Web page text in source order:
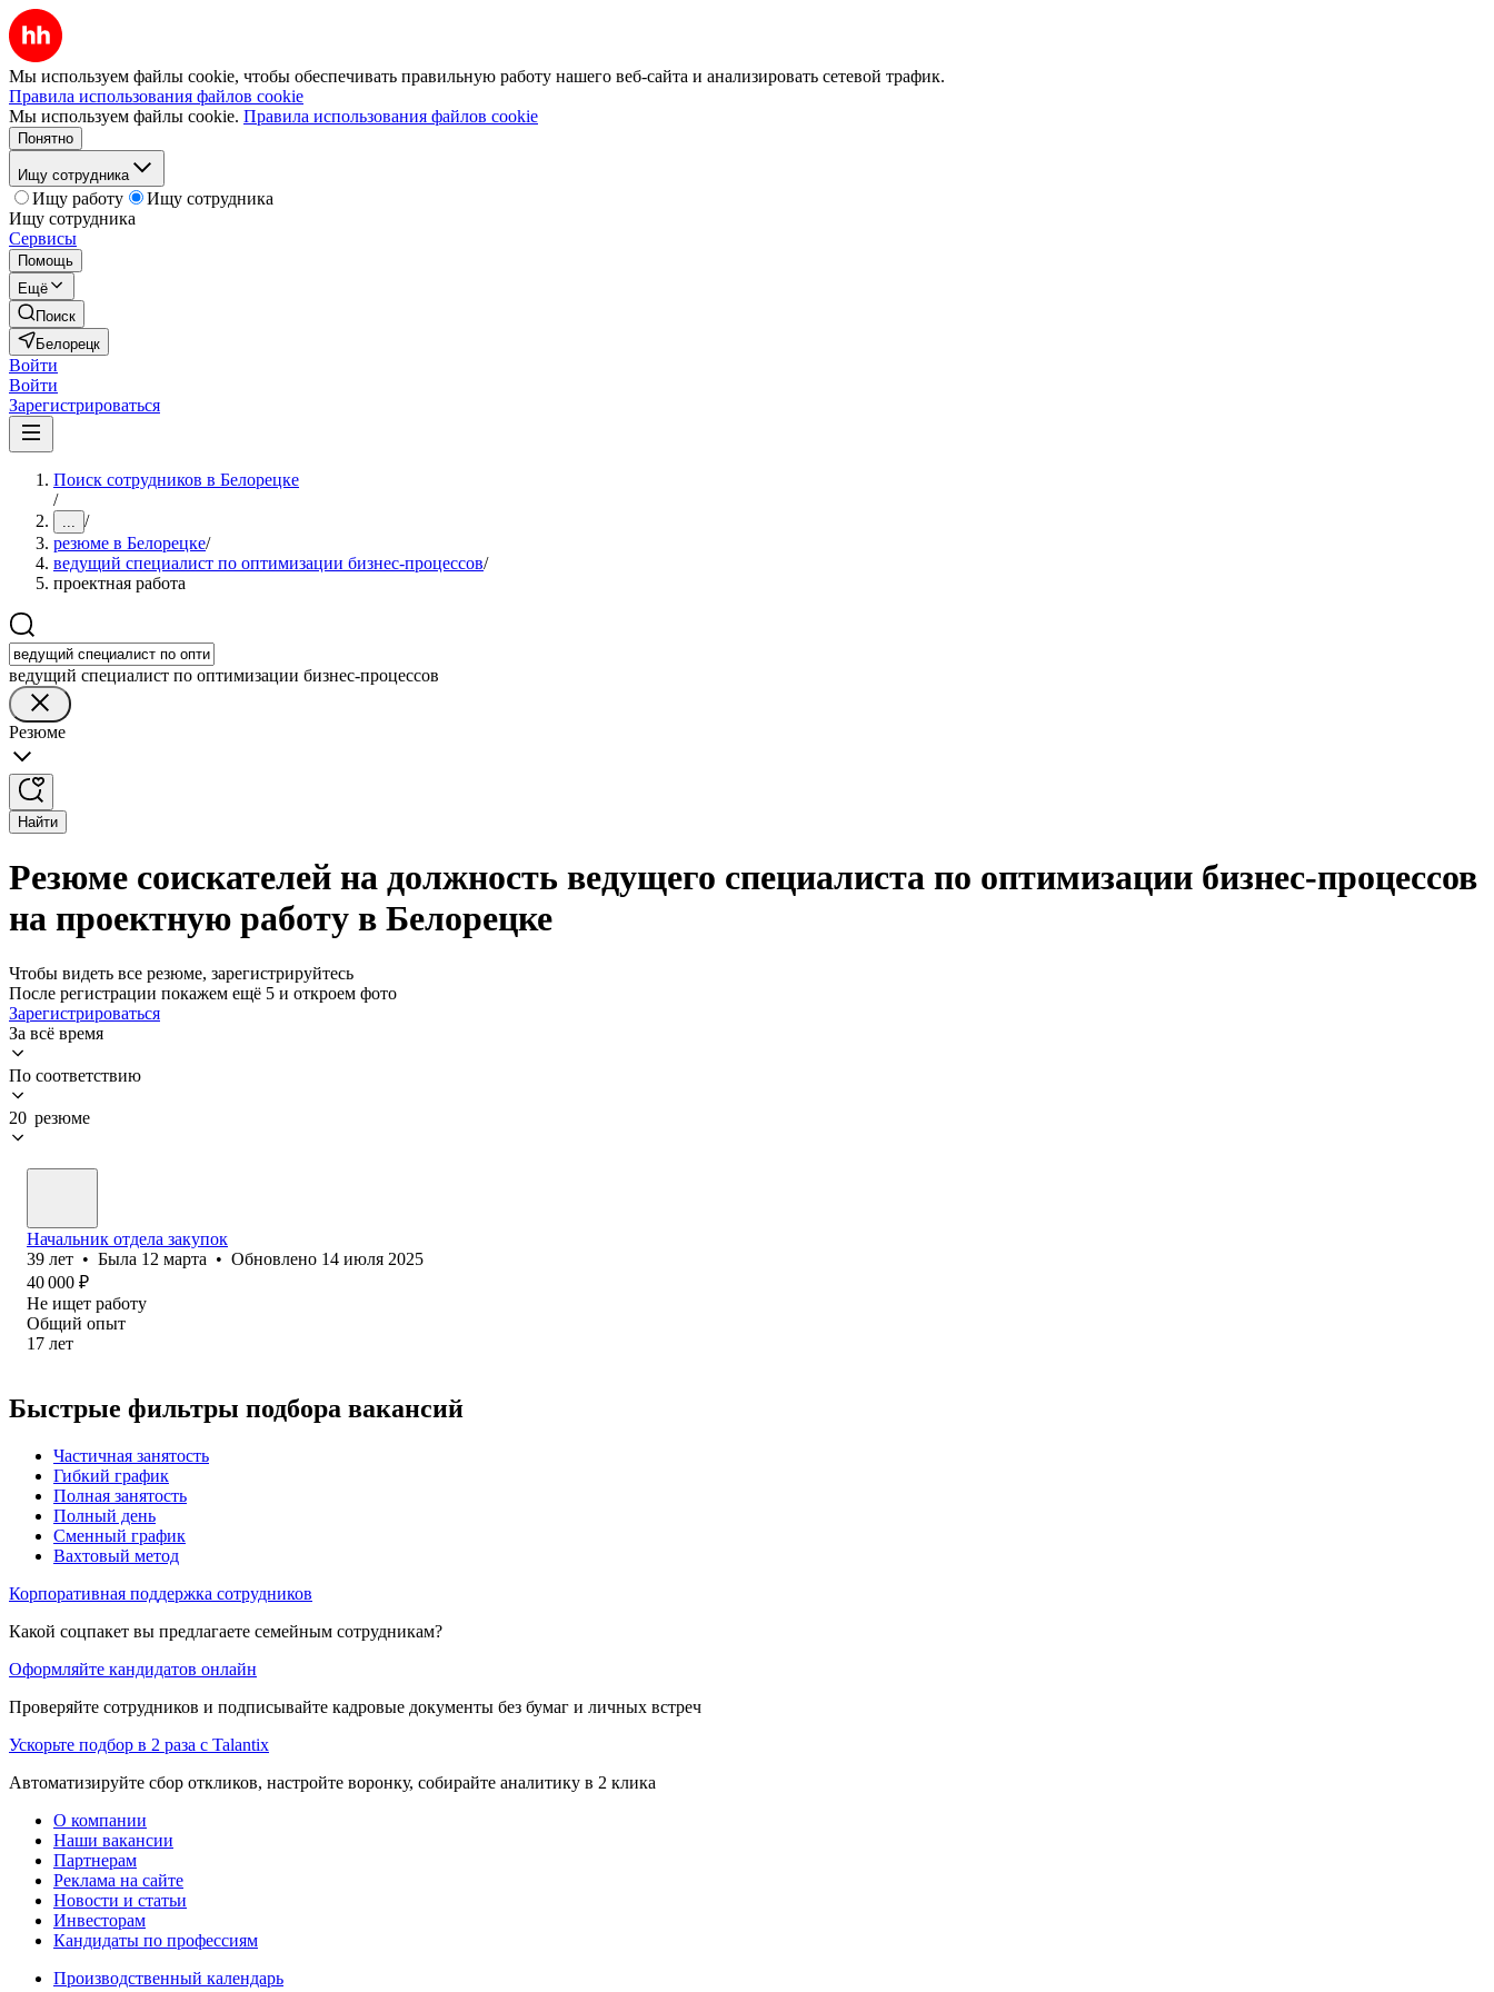
Мы используем файлы cookie, чтобы обеспечивать правильную работу нашего веб-сайта и анализировать сетевой трафик.
Правила использования файлов cookie
Мы используем файлы cookie. Правила использования файлов cookie
Понятно
Ищу сотрудника
Ищу работу
Ищу сотрудника
Ищу сотрудника
Сервисы
Помощь
Ещё
Поиск
Белорецк
Войти
Войти
Зарегистрироваться
Поиск сотрудников в Белорецке
/
... /
резюме в Белорецке/
ведущий специалист по оптимизации бизнес-процессов/
проектная работа
ведущий специалист по оптимизации бизнес-процессов
Резюме
Найти
Резюме соискателей на должность ведущего специалиста по оптимизации бизнес-процессов
на проектную работу в Белорецке
Чтобы видеть все резюме, зарегистрируйтесь
После регистрации покажем ещё 5 и откроем фото
Зарегистрироваться
За всё время
По соответствию
20 резюме
Начальник отдела закупок
39 лет • Была 12 марта • Обновлено 14 июля 2025
40 000 ₽
Не ищет работу
Общий опыт
17 лет
Быстрые фильтры подбора вакансий
Частичная занятость
Гибкий график
Полная занятость
Полный день
Сменный график
Вахтовый метод
Корпоративная поддержка сотрудников
Какой соцпакет вы предлагаете семейным сотрудникам?
Оформляйте кандидатов онлайн
Проверяйте сотрудников и подписывайте кадровые документы без бумаг и личных встреч
Ускорьте подбор в 2 раза с Talantix
Автоматизируйте сбор откликов, настройте воронку, собирайте аналитику в 2 клика
О компании
Наши вакансии
Партнерам
Реклама на сайте
Новости и статьи
Инвесторам
Кандидаты по профессиям
Производственный календарь